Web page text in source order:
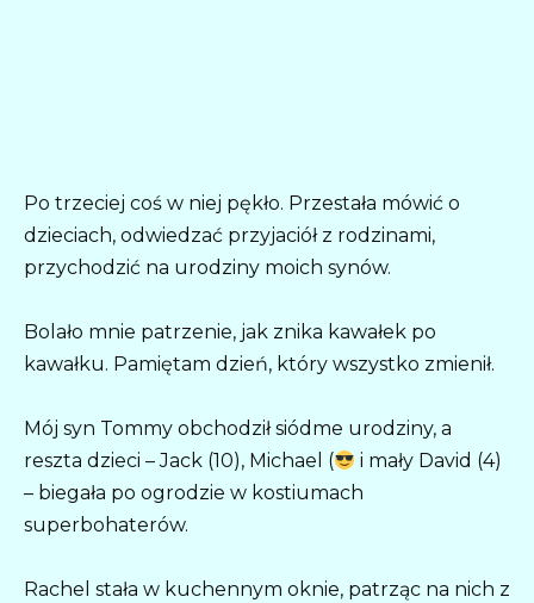
Po trzeciej coś w niej pękło. Przestała mówić o
dzieciach, odwiedzać przyjaciół z rodzinami,
przychodzić na urodziny moich synów.
Bolało mnie patrzenie, jak znika kawałek po
kawałku. Pamiętam dzień, który wszystko zmienił.
Mój syn Tommy obchodził siódme urodziny, a
reszta dzieci – Jack (10), Michael (
i mały David (4)
– biegała po ogrodzie w kostiumach
superbohaterów.
Rachel stała w kuchennym oknie, patrząc na nich z